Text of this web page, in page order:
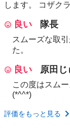
します。 コザク
良い 隊長
スムーズな取
た。
良い 原田じ
この度はスム
(*^^*)
評価をもっと見る